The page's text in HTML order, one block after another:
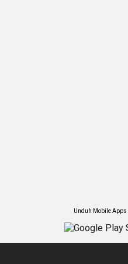
Unduh Mobile